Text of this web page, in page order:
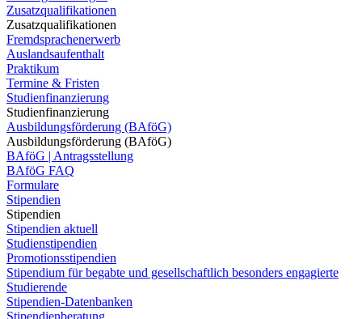
Zusatzqualifikationen
Zusatzqualifikationen
Fremdsprachenerwerb
Auslandsaufenthalt
Praktikum
Termine & Fristen
Studienfinanzierung
Studienfinanzierung
Ausbildungsförderung (BAföG)
Ausbildungsförderung (BAföG)
BAföG | Antragsstellung
BAföG FAQ
Formulare
Stipendien
Stipendien
Stipendien aktuell
Studienstipendien
Promotionsstipendien
Stipendium für begabte und gesellschaftlich besonders engagierte
Studierende
Stipendien-Datenbanken
Stipendienberatung